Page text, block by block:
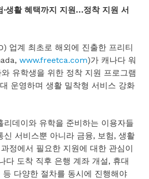
·생활 혜택까지 지원…정착 지원 서
업계 최초로 해외에 진출한 프리티
www.freetca.com)가 캐나다 워
유학생을 위한 정착 지원 프로그램
대 운영하며 생활 밀착형 서비스 강화
리데이와 유학을 준비하는 이용자들
신 서비스뿐 아니라 금융, 보험, 생활
정에서 필요한 지원에 대한 관심이
다 도착 직후 은행 계좌 개설, 휴대
등 다양한 절차를 동시에 진행해야